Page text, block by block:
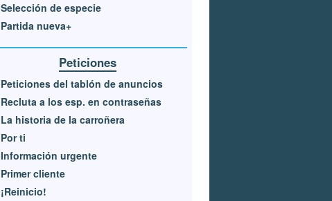
Selección de especie
Partida nueva+
Peticiones
Peticiones del tablón de anuncios
Recluta a los esp. en contraseñas
La historia de la carroñera
Por ti
Información urgente
Primer cliente
¡Reinicio!